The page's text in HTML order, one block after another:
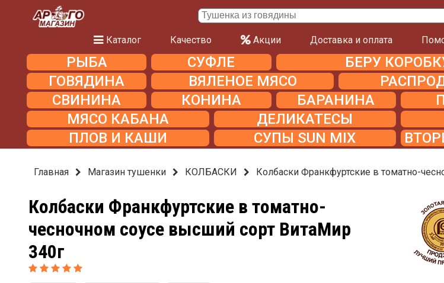
Каталог Качество Акции Доставка и оплата
РЫБА СУФЛЕ БЕРУ
ГОВЯДИНА
ВЯЛЕНОЕ МЯСО
СВИНИНА
КОНИНА БАРАНИНА
МЯСО КАБАНА
ДЕЛИКАТЕСЫ
ПЛОВ И КАШИ
СУПЫ SUN MIX
Главная Магазин тушенки КОЛБАСКИ Колбаски Франкфуртские в томатно-
Колбаски Франкфуртские в томатно-
чесночном соусе высший сорт ВитаМир
340г